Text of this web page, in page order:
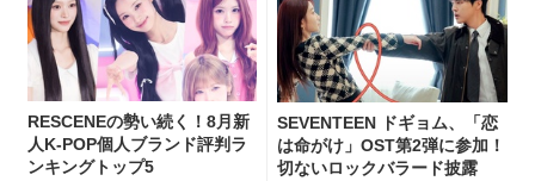
RESCENEの勢い続く！8月新
人K-POP個人ブランド評判ラ
ンキングトップ5
SEVENTEEN ドギョム、「恋
は命がけ」OST第2弾に参加！
切ないロックバラード披露